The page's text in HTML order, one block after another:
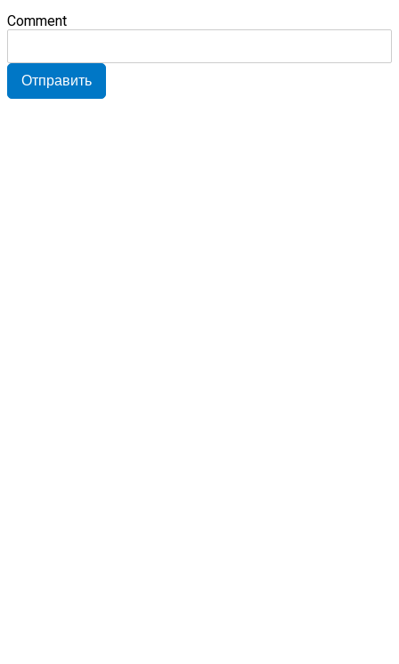
Comment
Отправить